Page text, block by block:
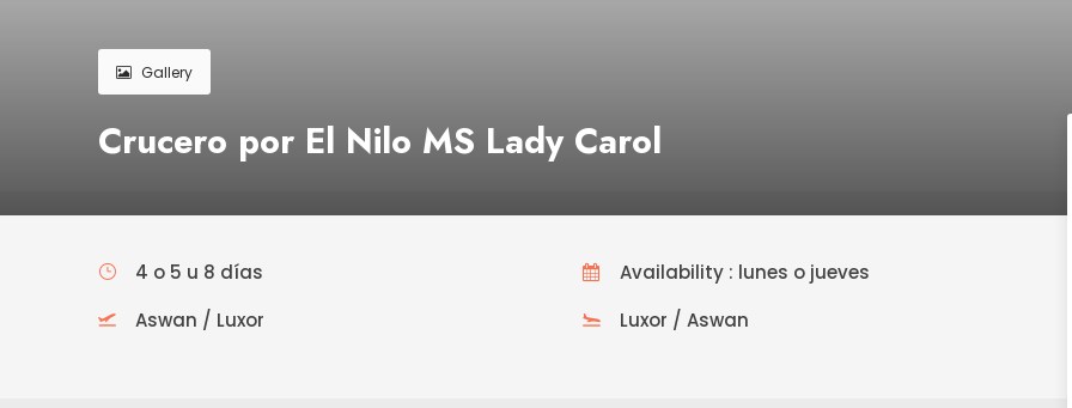
Gallery
Crucero por El Nilo MS Lady Carol
4 o 5 u 8 días
Availability : lunes o jueves
Aswan / Luxor
Luxor / Aswan